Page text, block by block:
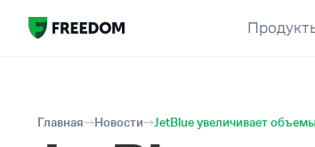
Главная Новости JetBlue увеличивает